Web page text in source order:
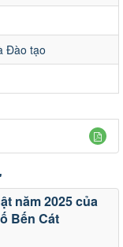
Đào tạo
năm 2025 của
Bến Cát